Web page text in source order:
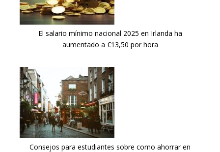
El salario mínimo nacional 2025 en Irlanda ha
aumentado a €13,50 por hora
Consejos para estudiantes sobre como ahorrar en